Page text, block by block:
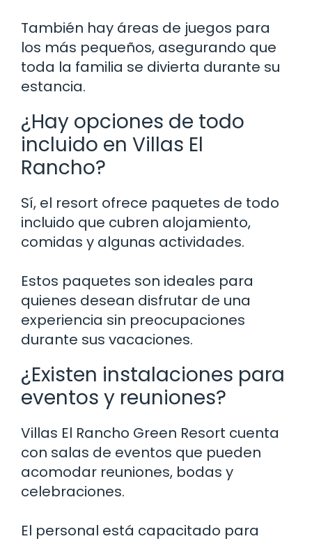
También hay áreas de juegos para
los más pequeños, asegurando que
toda la familia se divierta durante su
estancia.
¿Hay opciones de todo
incluido en Villas El
Rancho?
Sí, el resort ofrece paquetes de todo
incluido que cubren alojamiento,
comidas y algunas actividades.
Estos paquetes son ideales para
quienes desean disfrutar de una
experiencia sin preocupaciones
durante sus vacaciones.
¿Existen instalaciones para
eventos y reuniones?
Villas El Rancho Green Resort cuenta
con salas de eventos que pueden
acomodar reuniones, bodas y
celebraciones.
El personal está capacitado para